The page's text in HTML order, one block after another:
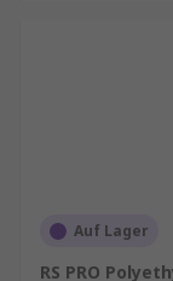
Auf Lager
RS PRO